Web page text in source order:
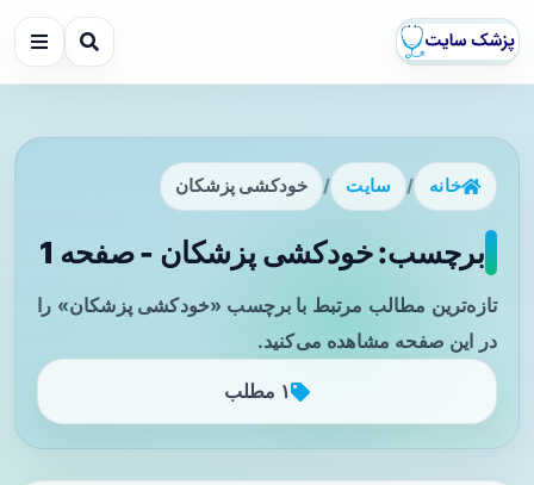
خانه / سایت / خودکشی پزشکان
برچسب: خودکشی پزشکان - صفحه 1
تازه‌ترین مطالب مرتبط با برچسب «خودکشی پزشکان» را
در این صفحه مشاهده می‌کنید.
۱ مطلب